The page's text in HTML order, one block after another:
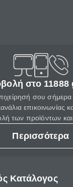
στο 11888
σου
επικοινωνίας
των προϊόντων
Περισσότερα
Κατάλογος